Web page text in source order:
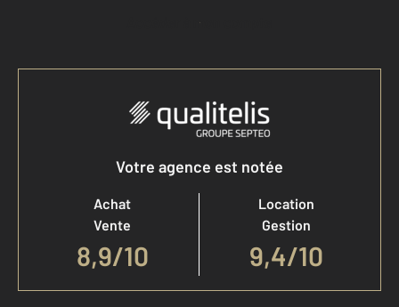
Accéder à mon compte
Votre agence est notée
Achat
Vente
8,9/10
Location
Gestion
9,4/10